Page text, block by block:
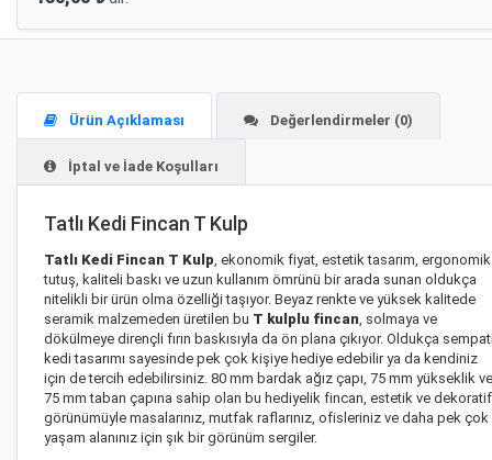
Ürün Açıklaması Değerlendirmeler (0)
İptal ve İade Koşulları
Tatlı Kedi Fincan T Kulp
Tatlı Kedi Fincan T Kulp , ekonomik fiyat, estetik tasarım, ergonomik
tutuş, kaliteli baskı ve uzun kullanım ömrünü bir arada sunan oldukça
nitelikli bir ürün olma özelliği taşıyor. Beyaz renkte ve yüksek kalitede
seramik malzemeden üretilen bu T kulplu fincan , solmaya ve
dökülmeye dirençli fırın baskısıyla da ön plana çıkıyor. Oldukça
kedi tasarımı sayesinde pek çok kişiye hediye edebilir ya da kendiniz
için de tercih edebilirsiniz. 80 mm bardak ağız çapı, 75 mm yükseklik ve
75 mm taban çapına sahip olan bu hediyelik fincan, estetik ve dekoratif
görünümüyle masalarınız, mutfak raflarınız, ofisleriniz ve daha pek çok
yaşam alanınız için şık bir görünüm sergiler.